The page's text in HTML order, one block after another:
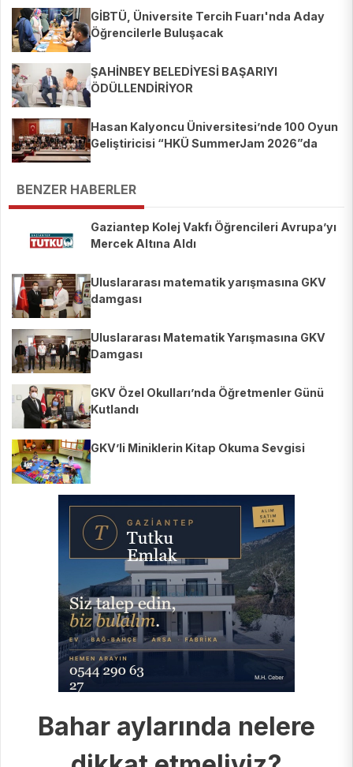
GİBTÜ, Üniversite Tercih Fuarı'nda Aday
Öğrencilerle Buluşacak
ŞAHİNBEY BELEDİYESİ BAŞARIYI
ÖDÜLLENDİRİYOR
Hasan Kalyoncu Üniversitesi’nde 100 Oyun
Geliştiricisi “HKÜ SummerJam 2026”da
BENZER HABERLER
Gaziantep Kolej Vakfı Öğrencileri Avrupa’yı
Mercek Altına Aldı
Uluslararası matematik yarışmasına GKV
damgası
Uluslararası Matematik Yarışmasına GKV
Damgası
GKV Özel Okulları’nda Öğretmenler Günü
Kutlandı
GKV’li Miniklerin Kitap Okuma Sevgisi
Bahar aylarında nelere